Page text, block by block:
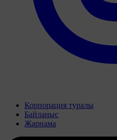
Корпорация туралы
Байланыс
Жарнама